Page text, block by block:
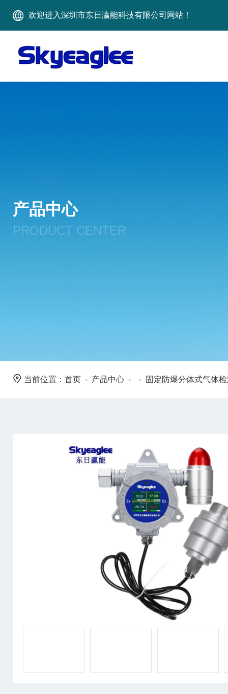
欢迎进入深圳市东日瀛能科技有限公司网站！
产品中心
PRODUCT CENTER
当前位置： 首页 - 产品中心 - - 固定防爆分体式气体